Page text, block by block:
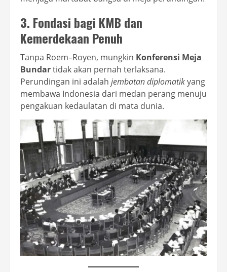
3. Fondasi bagi KMB dan
Kemerdekaan Penuh
Tanpa Roem–Royen, mungkin Konferensi Meja
Bundartidak akan pernah terlaksana.
Perundingan ini adalah jembatan diplomatikyang
membawa Indonesia dari medan perang menuju
pengakuan kedaulatan di mata dunia.